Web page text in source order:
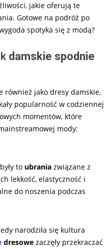
jakie oferują te
Gotowe na podróż po
spotyka się z modą?
damskie spodnie
również jako dresy damskie,
popularność w codziennej
momentów, które
mody:
to ubrania związane z
lekkość, elastyczność i
do noszenia podczas
narodziła się kultura
dresowe zaczęły przekraczać